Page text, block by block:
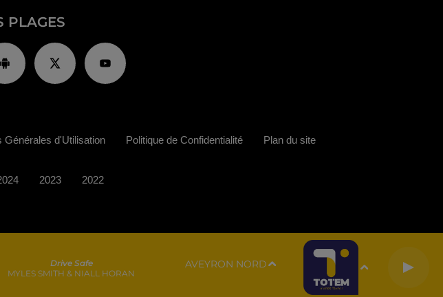
PLAGES
Drive Safe
MYLES SMITH & NIALL HORAN
AVEYRON NORD
Générales d'Utilisation Politique de Confidentialité Plan du site
2023 2022